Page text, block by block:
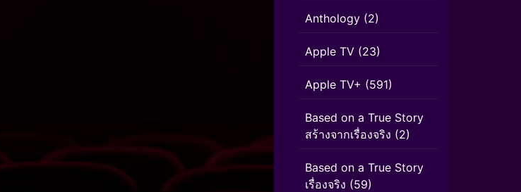
Anthology (2)
Apple TV (23)
Apple TV+ (591)
Based on a True Story
สร้างจากเรื่องจริง (2)
Based on a True Story
เรื่องจริง (59)